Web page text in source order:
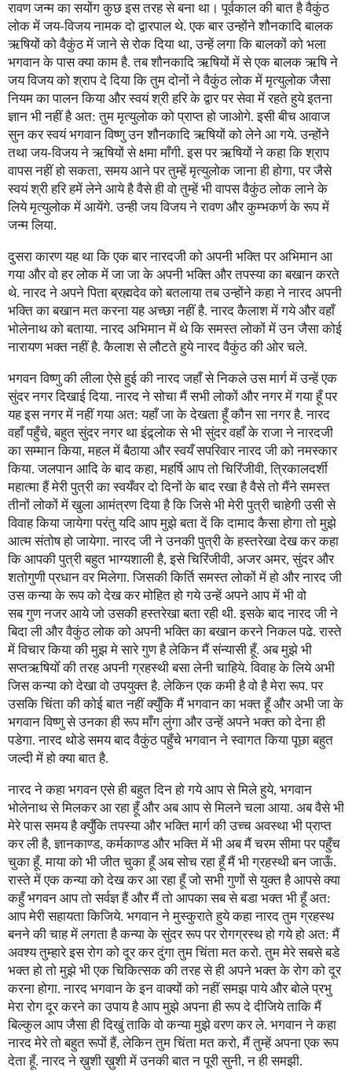
रावण जन्म का सयोंग कुछ इस तरह से बना था। पूर्वकाल की बात है वैकुंठ
लोक में जय-विजय नामक दो द्वारपाल थे. एक बार उन्होंने शौनकादि बालक
ऋषियों को वैकुंठ में जाने से रोक दिया था, उन्हें लगा कि बालकों को भला
भगवान के पास क्या काम है. तब शौनकादि ऋषियों में से एक बालक ऋषि ने
जय विजय को श्राप दे दिया कि तुम दोनों ने वैकुंठ लोक में मृत्युलोक जैसा
नियम का पालन किया और स्वयं श्री हरि के द्वार पर सेवा में रहते हुये इतना
ज्ञान भी नहीं है अत: तुम मृत्युलोक को प्राप्त हो जाओगे. इसी बीच आवाज
सुन कर स्वयं भगवान विष्णु उन शौनकादि ऋषियों को लेने आ गये. उन्होंने
तथा जय-विजय ने ऋषियों से क्षमा माँगी. इस पर ऋषियों ने कहा कि श्राप
वापस नहीं हो सकता, समय आने पर तुम्हें मृत्युलोक जाना ही होगा, पर जैसे
स्वयं श्री हरि हमें लेने आये है वैसे ही वो तुम्हें भी वापस वैकुंठ लोक लाने के
लिये मृत्युलोक में आयेंगे. उन्ही जय विजय ने रावण और कुम्भकर्ण के रूप में
जन्म लिया.
दुसरा कारण यह था कि एक बार नारदजी को अपनी भक्ति पर अभिमान आ
गया और वो हर लोक में जा जा के अपनी भक्ति और तपस्या का बखान करते
थे. नारद ने अपने पिता ब्रह्मदेव को बतलाया तब उन्होंने कहा ने नारद अपनी
भक्ति का बखान मत करना यह अच्छा नहीं है. नारद कैलाश में गये और वहाँ
भोलेनाथ को बताया. नारद अभिमान में थे कि समस्त लोकों में उन जैसा कोई
नारायण भक्त नहीं है. कैलाश से लौटते हुये नारद वैकुंठ की ओर चले.
भगवन विष्णु की लीला ऐसे हुई की नारद जहाँ से निकले उस मार्ग में उन्हें एक
सुंदर नगर दिखाई दिया. नारद ने सोचा मैं सभी लोकों और नगर में गया हूँ पर
यह इस नगर में नहीं गया अत: यहाँ जा के देखता हूँ कौन सा नगर है. नारद
वहाँ पहुँचे, बहुत सुंदर नगर था इंद्र्लोक से भी सुंदर वहाँ के राजा ने नारदजी
का सम्मान किया, महल में बैठाया और स्वयँ सपरिवार नारद जी को नमस्कार
किया. जलपान आदि के बाद कहा, महर्षि आप तो चिरिंजीवी, त्रिकालदर्शी
महात्मा हैं मेरी पुत्री का स्वयँवर दो दिनों के बाद रखा है वैसे तो मैंने समस्त
तीनों लोकों में खुला आमंत्रण दिया है कि जिसे भी मेरी पुत्री चाहेगी उसी से
विवाह किया जायेगा परंतु यदि आप मुझे बता दें कि दामाद कैसा होगा तो मुझे
आत्म संतोष हो जायेगा. नारद जी ने उनकी पुत्री के हस्तरेखा देख कर कहा
कि आपकी पुत्री बहुत भाग्यशाली है, इसे चिरिंजीवी, अजर अमर, सुंदर और
शतोगुणी प्रधान वर मिलेगा. जिसकी किर्ति समस्त लोकों में हो और नारद जी
उस कन्या के रूप को देख कर मोहित हो गये उन्हें अपने आप में भी वो
सब गुण नजर आये जो उसकी हस्तरेखा बता रही थी. इसके बाद नारद जी ने
बिदा ली और वैकुंठ लोक को अपनी भक्ति का बखान करने निकल पढे. रास्ते
में विचार किया की मुझ मे सारे गुण है लेकिन मैं संन्यासी हूँ. अब मुझे भी
सप्तऋषियोँ की तरह अपनी ग्रहस्थी बसा लेनी चाहिये. विवाह के लिये अभी
जिस कन्या को देखा वो उपयुक्त है. लेकिन एक कमी है वो है मेरा रूप. पर
उसकि चिंता की कोई बात नहीं क्युँकि मैं भगवान का भक्त हूँ और अभी जा के
भगवान विष्णु से उनका ही रूप माँग लुंगा और उन्हें अपने भक्त को देना ही
पडेगा. नारद थोडे समय बाद वैकुंठ पहुँचे भगवान ने स्वागत किया पूछा बहुत
जल्दी में हो क्या बात है.
नारद ने कहा भगवन एसे ही बहुत दिन हो गये आप से मिले हुये, भगवान
भोलेनाथ से मिलकर आ रहा हूँ और अब आप से मिलने चला आया. अब वैसे भी
मेरे पास समय है क्युँकि तपस्या और भक्ति मार्ग की उच्च अवस्था भी प्राप्त
कर ली है, ज्ञानकाण्ड, कर्मकाण्ड और भक्ति में भी अब मैं चरम सीमा पर पहुँच
चुका हूँ. माया को भी जीत चुका हूँ अब सोच रहा हूँ मैं भी ग्रहस्थी बन जाऊँ.
रास्ते में एक कन्या को देख कर आ रहा हूँ जो सभी गुणों से युक्त है आपसे क्या
कहुँ भगवन आप तो सर्वज्ञ हैं और मैं तो आपका सब से बडा भक्त भी हूँ अत:
आप मेरी सहायता किजिये. भगवान ने मुस्कुराते हुये कहा नारद तुम ग्रहस्थ
बनने की चाह में लगता है कन्या के सुंदर रूप पर रोगग्रस्थ हो गये हो अत: मैं
अवश्य तुम्हारे इस रोग को दूर कर दुंगा तुम चिंता मत करो. तुम मेरे सबसे बडे
भक्त हो तो मुझे भी एक चिकित्सक की तरह से ही अपने भक्त के रोग को दूर
करना होगा. नारद भगवान के इन वाक्यों को नहीं समझ पाये और बोले प्रभु
मेरा रोग दूर करने का उपाय है आप मुझे अपना ही रूप दे दीजिये ताकि मैं
बिल्कुल आप जैसा ही दिखुं ताकि वो कन्या मुझे वरण कर ले. भगवान ने कहा
नारद मेरे तो बहुत रूपों हैं, लेकिन तुम चिंता मत करो, मैं तुम्हें अपना एक रूप
देता हूँ. नारद ने ख़ुशी ख़ुशी में उनकी बात न पूरी सुनी, न ही समझी.